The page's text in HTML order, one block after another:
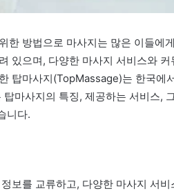
한 방법으로 마사지는 많은 이들에
있으며, 다양한 마사지 서비스와
탑마사지(TopMassage)는 한국에
마사지의 특징, 제공하는 서비스,
니다.
보를 교류하고, 다양한 마사지 서